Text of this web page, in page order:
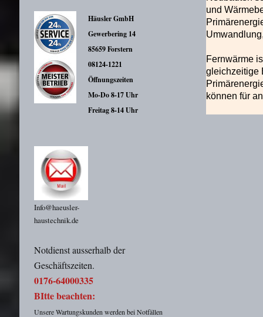
und
Fernwärme
gleichzeitige
können für
Häusler GmbH
Gewerbering 14
85659 Forstern
08124-1221
Öffnungszeiten
Mo-Do 8-17 Uhr
Freitag 8-14 Uhr
Info@haeusler-
haustechnik.de
Notdienst ausserhalb der
Geschäftszeiten.
0176-64000335
BItte beachten:
Unsere Wartungskunden werden bei Notfällen